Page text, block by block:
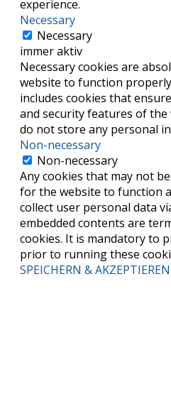
experience.
Necessary
Necessary
immer aktiv
Necessary cookies are
website to function
includes cookies that
and security features of the
do not store any personal
Non-necessary
Non-necessary
Any cookies that may not
for the website to function
collect user personal data
embedded contents are
cookies. It is mandatory to
prior to running these
SPEICHERN & AKZEPTIEREN